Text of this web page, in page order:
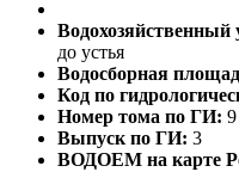
Водохозяйственный
до устья
Водосборная
Код по
Номер тома по ГИ: 9
Выпуск по ГИ: 3
ВОДОЕМ на карте